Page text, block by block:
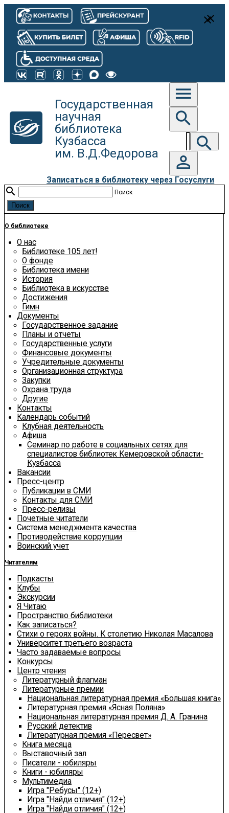
Государственная
научная
библиотека
Кузбасса
им. В.Д.Федорова
menu
search
search
person_outline
Записаться в библиотеку через Госуслуги
close
search Поиск
О библиотеке
О нас
Библиотеке 105 лет!
О фонде
Библиотека имени
История
Библиотека в искусстве
Достижения
Гимн
Документы
Государственное задание
Планы и отчеты
Государственные услуги
Финансовые документы
Учредительные документы
Организационная структура
Закупки
Охрана труда
Другие
Контакты
Календарь событий
Клубная деятельность
Афиша
Семинар по работе в социальных сетях для
специалистов библиотек Кемеровской области-
Кузбасса
Вакансии
Пресс-центр
Публикации в СМИ
Контакты для СМИ
Пресс-релизы
Почетные читатели
Система менеджмента качества
Противодействие коррупции
Воинский учет
Читателям
Подкасты
Клубы
Экскурсии
Я Читаю
Пространство библиотеки
Как записаться?
Стихи о героях войны. К столетию Николая Масалова
Университет третьего возраста
Часто задаваемые вопросы
Конкурсы
Центр чтения
Литературный флагман
Литературные премии
Национальная литературная премия «Большая книга»
Литературная премия «Ясная Поляна»
Национальная литературная премия Д. А. Гранина
Русский детектив
Литературная премия «Пересвет»
Книга месяца
Выставочный зал
Писатели - юбиляры
Книги - юбиляры
Мультимедиа
Игра "Ребусы" (12+)
Игра "Найди отличия" (12+)
Игра "Найди отличия" (12+)
close